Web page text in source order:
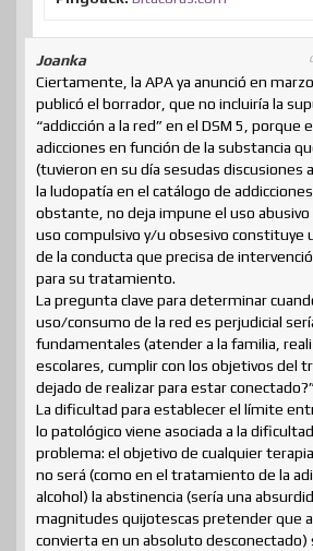
Joanka
Ciertamente, la APA ya anunció en
publicó el borrador, que no incluiría la
“addicción a la red” en el DSM 5, porque
adicciones en función de la substancia
(tuvieron en su día sesudas discusiones
la ludopatía en el catálogo de
obstante, no deja impune el uso abusivo
uso compulsivo y/u obsesivo constituye
de la conducta que precisa de
para su tratamiento.
La pregunta clave para determinar
uso/consumo de la red es perjudicial
fundamentales (atender a la familia,
escolares, cumplir con los objetivos del
dejado de realizar para estar
La dificultad para establecer el límite
lo patológico viene asociada a la
problema: el objetivo de cualquier
no será (como en el tratamiento de la
alcohol) la abstinencia (sería una
magnitudes quijotescas pretender que
convierta en un absoluto desconectado)